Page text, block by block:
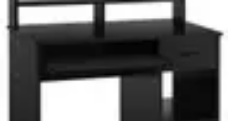
Top Fournitures
Fournitures
ÉcologiquesÉducationBureau